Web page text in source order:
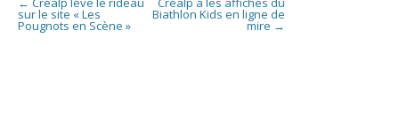
sur le site « Les
Pougnots en Scène »
Biathlon Kids en ligne de
mire →